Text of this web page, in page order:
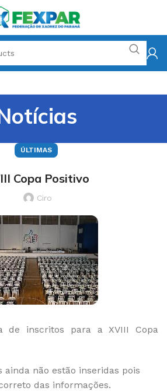
ÚLTIMAS
Copa Positivo
Ciro
de inscritos para a XVIII Copa
não estão inseridas pois
das informações.